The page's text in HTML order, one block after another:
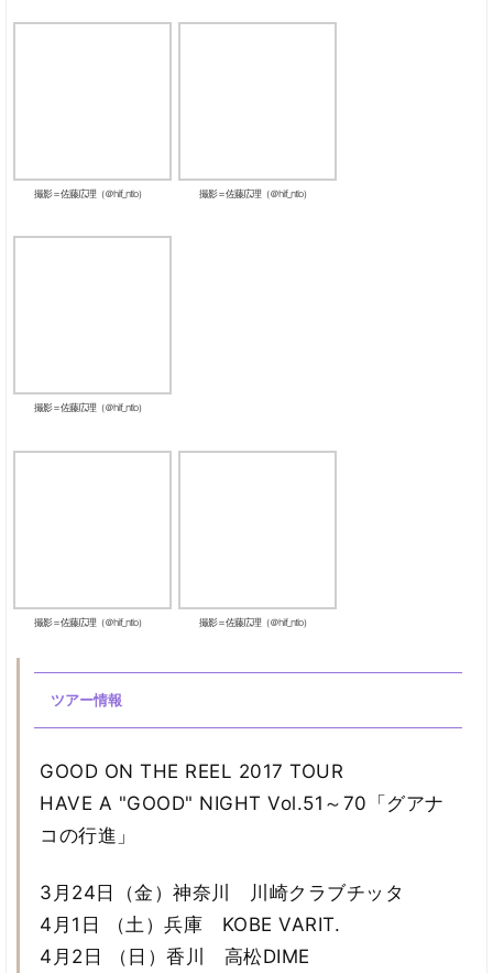
撮影＝佐藤広理（＠hilf_ntlo） 撮影＝佐藤広理（＠hilf_ntlo）
撮影＝佐藤広理（＠hilf_ntlo）
撮影＝佐藤広理（＠hilf_ntlo） 撮影＝佐藤広理（＠hilf_ntlo）
ツアー情報
GOOD ON THE REEL 2017 TOUR
HAVE A "GOOD" NIGHT Vol.51～70「グアナ
コの行進」
3月24日（金）神奈川 川崎クラブチッタ
4月1日 （土）兵庫 KOBE VARIT.
4月2日 （日）香川 高松DIME